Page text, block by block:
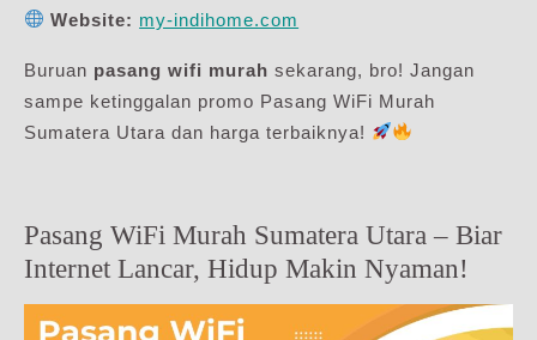
Website: my-indihome.com
Buruan pasang wifi murah sekarang, bro! Jangan
sampe ketinggalan promo Pasang WiFi Murah
Sumatera Utara dan harga terbaiknya!
Pasang WiFi Murah Sumatera Utara – Biar
Internet Lancar, Hidup Makin Nyaman!